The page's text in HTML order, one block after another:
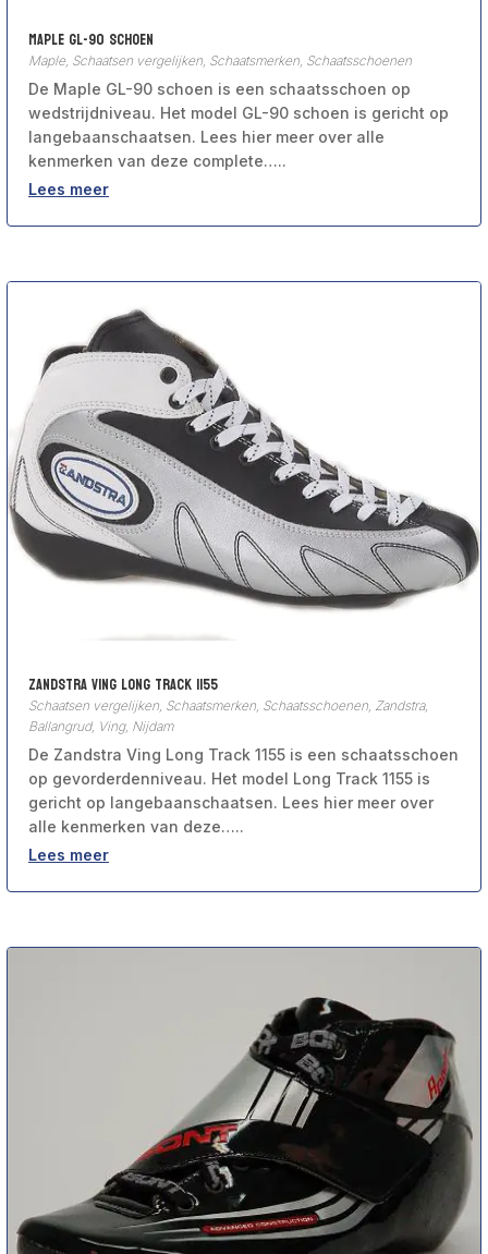
Maple GL-90 schoen
Maple, Schaatsen vergelijken Schaatsmerken Schaatsschoenen
De Maple GL-90 schoen is een schaatsschoen op
wedstrijdniveau. Het model GL-90 schoen is gericht op
langebaanschaatsen. Lees hier meer over alle
kenmerken van deze complete…..
Lees meer
Zandstra Ving Long Track 1155
Schaatsen vergelijken, Schaatsmerken, Schaatsschoenen, Zandstra,
Ballangrud, Ving, Nijdam
De Zandstra Ving Long Track 1155 is een schaatsschoen
op gevorderdenniveau. Het model Long Track 1155 is
gericht op langebaanschaatsen. Lees hier meer over
alle kenmerken van deze…..
Lees meer